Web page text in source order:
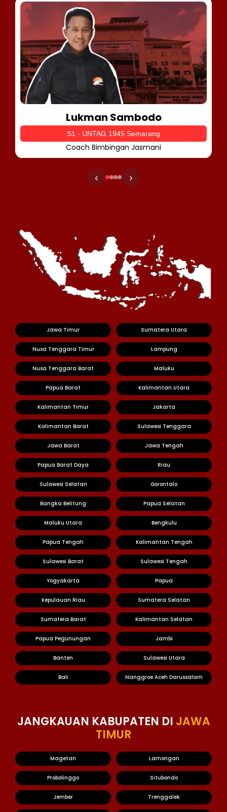
Lukman Sambodo
S1 - UNTAG 1945 Semarang
Coach Bimbingan Jasmani
‹ ›
Jawa Timur Sumatera Utara
Nusa Tenggara Timur Lampung
Nusa Tenggara Barat Maluku
Papua Barat Kalimantan Utara
Kalimantan Timur Jakarta
Kalimantan Barat Sulawesi Tenggara
Jawa Barat Jawa Tengah
Papua Barat Daya Riau
Sulawesi Selatan Gorontalo
Bangka Belitung Papua Selatan
Maluku Utara Bengkulu
Papua Tengah Kalimantan Tengah
Sulawesi Barat Sulawesi Tengah
Yogyakarta Papua
Kepulauan Riau Sumatera Selatan
Sumatera Barat Kalimantan Selatan
Papua Pegunungan Jambi
Banten Sulawesi Utara
Bali Nanggroe Aceh Darussalam
JANGKAUAN KABUPATEN DI JAWA
TIMUR
Magetan Lamongan
Probolinggo Situbondo
Jember Trenggalek